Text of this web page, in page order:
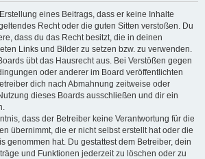
eines Beitrags, dass er keine Inhalte
Recht oder die guten Sitten verstoßen. Du
dass du das Recht besitzt, die in deinen
Links und Bilder zu setzen bzw. zu verwenden.
übt das Hausrecht aus. Bei Verstößen gegen
oder anderer im Board veröffentlichten
dich nach Abmahnung zeitweise oder
dieses Boards ausschließen und dir ein
dass der Betreiber keine Verantwortung für die
übernimmt, die er nicht selbst erstellt hat oder die
genommen hat. Du gestattest dem Betreiber, dein
und Funktionen jederzeit zu löschen oder zu